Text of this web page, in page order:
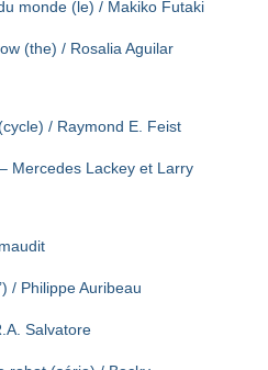
monde (le) / Makiko Futaki
(the) / Rosalia Aguilar
/ Raymond E. Feist
Mercedes Lackey et Larry
/ Philippe Auribeau
Salvatore